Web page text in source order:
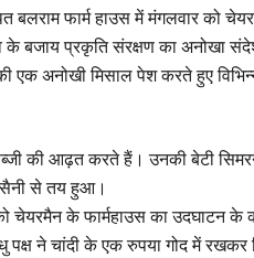
बलराम फार्म हाउस में मंगलवार को
बजाय प्रकृति संरक्षण का अनोखा
एक अनोखी मिसाल पेश करते हुए
की आढ़त करते हैं। उनकी बेटी
से तय हुआ।
चेयरमैन के फार्महाउस का उदघाटन
ने चांदी के एक रुपया गोद में रखकर